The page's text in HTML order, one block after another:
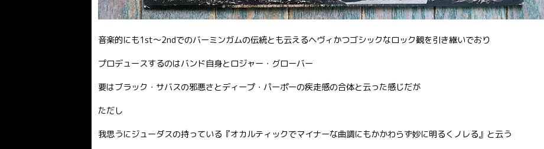
音楽的にも1st〜2ndでのバーミンガムの伝統とも云えるヘヴィかつゴシックなロック観を引き継いでおり
プロデュースするのはバンド自身とロジャー・グローバー
要はブラック・サバスの邪悪さとディープ・パーポーの疾走感の合体と云った感じだが
ただし
我思うにジューダスの持っている『オカルティックでマイナーな曲調にもかかわらず妙に明るくノレる』と云う